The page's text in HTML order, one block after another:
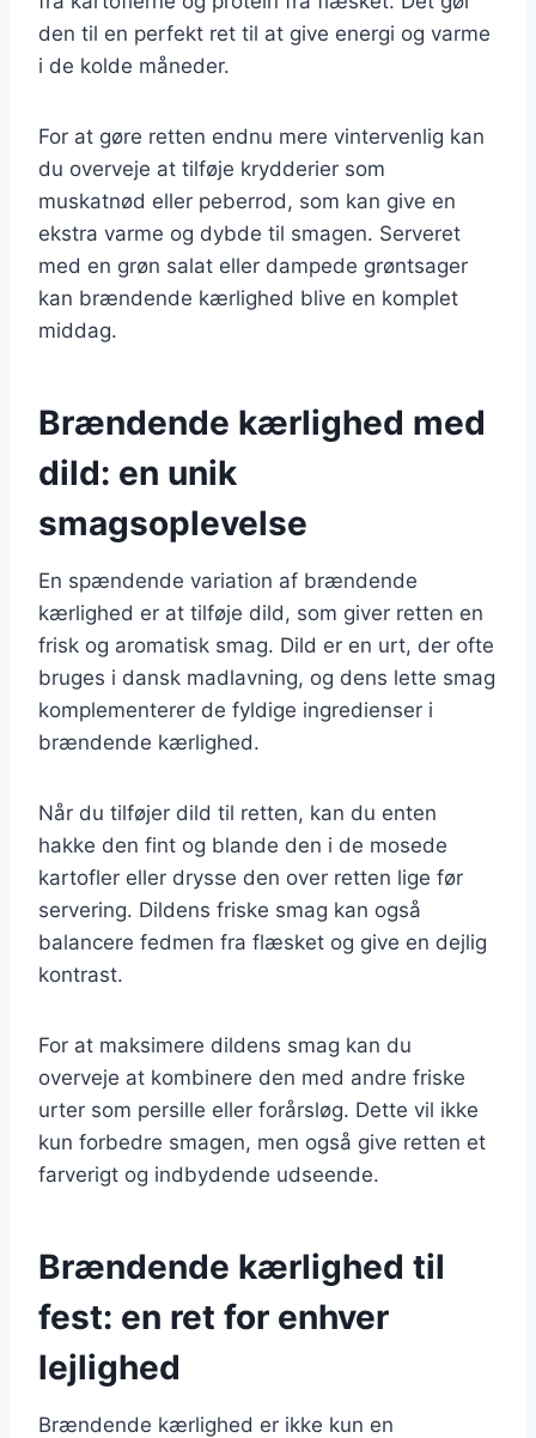
den til en perfekt ret til at give energi og varme
i de kolde måneder.
For at gøre retten endnu mere vintervenlig kan
du overveje at tilføje krydderier som
muskatnød eller peberrod, som kan give en
ekstra varme og dybde til smagen. Serveret
med en grøn salat eller dampede grøntsager
kan brændende kærlighed blive en komplet
middag.
Brændende kærlighed med
dild: en unik
smagsoplevelse
En spændende variation af brændende
kærlighed er at tilføje dild, som giver retten en
frisk og aromatisk smag. Dild er en urt, der ofte
bruges i dansk madlavning, og dens lette smag
komplementerer de fyldige ingredienser i
brændende kærlighed.
Når du tilføjer dild til retten, kan du enten
hakke den fint og blande den i de mosede
kartofler eller drysse den over retten lige før
servering. Dildens friske smag kan også
balancere fedmen fra flæsket og give en dejlig
kontrast.
For at maksimere dildens smag kan du
overveje at kombinere den med andre friske
urter som persille eller forårsløg. Dette vil ikke
kun forbedre smagen, men også give retten et
farverigt og indbydende udseende.
Brændende kærlighed til
fest: en ret for enhver
lejlighed
Brændende kærlighed er ikke kun en